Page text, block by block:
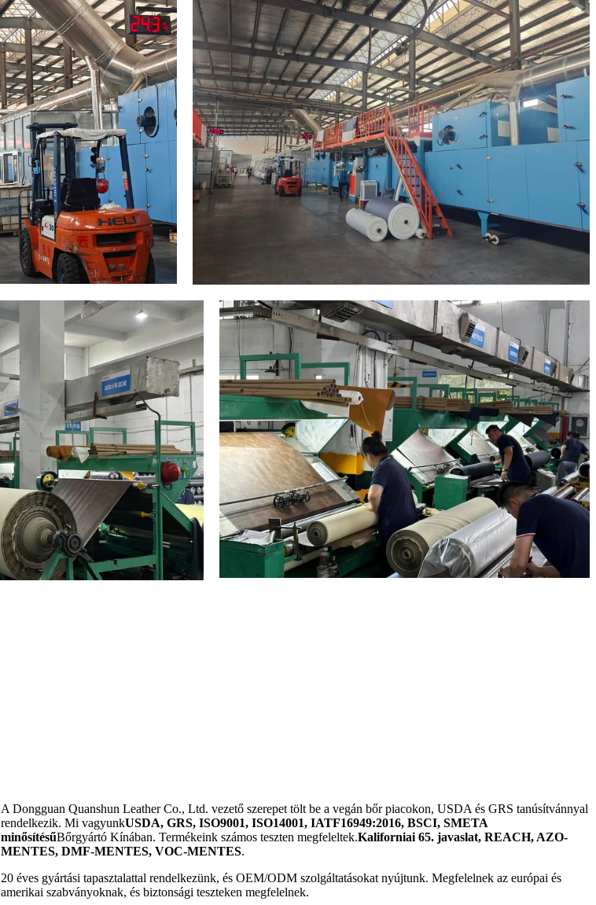
A Dongguan Quanshun Leather Co., Ltd. vezető szerepet tölt be a vegán bőr piacokon, USDA és GRS tanúsítvánnyal
rendelkezik. Mi vagyunkUSDA, GRS, ISO9001, ISO14001, IATF16949:2016, BSCI, SMETA
minősítésűBőrgyártó Kínában. Termékeink számos teszten megfeleltek.Kaliforniai 65. javaslat, REACH, AZO-
MENTES, DMF-MENTES, VOC-MENTES.
20 éves gyártási tapasztalattal rendelkezünk, és OEM/ODM szolgáltatásokat nyújtunk. Megfelelnek az európai és
amerikai szabványoknak, és biztonsági teszteken megfelelnek.